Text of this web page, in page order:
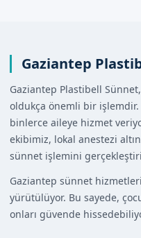
Gaziantep
Gaziantep Plastibell
oldukça önemli bir işlemdir.
binlerce aileye hizmet
ekibimiz, lokal anestezi
sünnet işlemini
Gaziantep sünnet
yürütülüyor. Bu sayede,
onları güvende